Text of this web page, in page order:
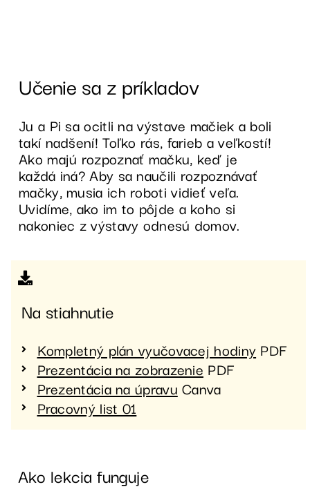
Učenie sa z príkladov
Ju a Pi sa ocitli na výstave mačiek a boli
takí nadšení! Toľko rás, farieb a veľkostí!
Ako majú rozpoznať mačku, keď je
každá iná? Aby sa naučili rozpoznávať
mačky, musia ich roboti vidieť veľa.
Uvidíme, ako im to pôjde a koho si
nakoniec z výstavy odnesú domov.
Na stiahnutie
Kompletný plán vyučovacej hodiny PDF
Prezentácia na zobrazenie PDF
Prezentácia na úpravu Canva
Pracovný list 01
Ako lekcia funguje